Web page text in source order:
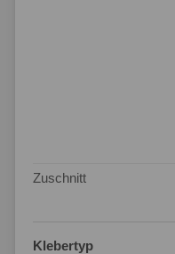
Zuschnitt
Klebertyp